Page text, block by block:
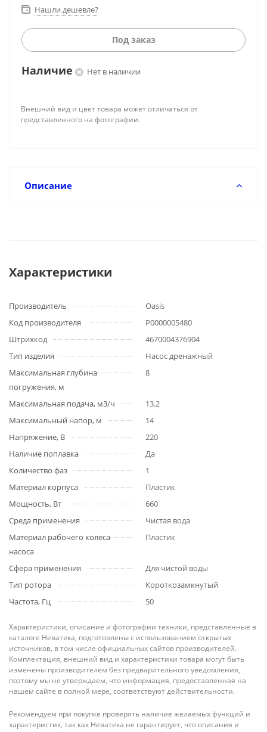
Нашли дешевле?
Под заказ
Наличие Нет в наличии
Внешний вид и цвет товара может отличаться от
представленного на фотографии.
Описание
Характеристики
Производитель
Oasis
Код производителя
Р0000005480
Штрихкод
4670004376904
Тип изделия
Насос дренажный
Максимальная глубина
погружения, м
8
Максимальная подача, м3/ч
13.2
Максимальный напор, м
14
Напряжение, В
220
Наличие поплавка
Да
Количество фаз
1
Материал корпуса
Пластик
Мощность, Вт
660
Среда применения
Чистая вода
Материал рабочего колеса
насоса
Пластик
Сфера применения
Для чистой воды
Тип ротора
Короткозамкнутый
Частота, Гц
50
Характеристики, описание и фотографии техники, представленные в
каталоге Неватека, подготовлены с использованием открытых
источников, в том числе официальных сайтов производителей.
Комплектация, внешний вид и характеристики товара могут быть
изменены производителем без предварительного уведомления,
поэтому мы не утверждаем, что информация, предоставленная на
нашем сайте в полной мере, соответствуют действительности.
Рекомендуем при покупке проверять наличие желаемых функций и
характеристик, так как Неватека не гарантирует, что описания и